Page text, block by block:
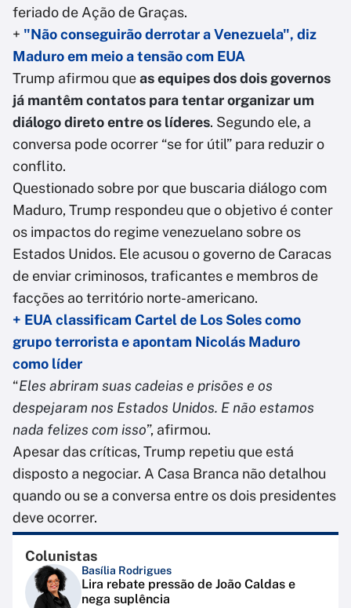
feriado de Ação de Graças.
+ "Não conseguirão derrotar a Venezuela", diz
Maduro em meio a tensão com EUA
Trump afirmou queas equipes dos dois governos
já mantêm contatos para tentar organizar um
diálogo direto entre os líderes. Segundo ele, a
conversa pode ocorrer “se for útil” para reduzir o
conflito.
Questionado sobre por que buscaria diálogo com
Maduro, Trump respondeu que o objetivo é conter
os impactos do regime venezuelano sobre os
Estados Unidos. Ele acusou o governo de Caracas
de enviar criminosos, traficantes e membros de
facções ao território norte-americano.
+ EUA classificam Cartel de Los Soles como
grupo terrorista e apontam Nicolás Maduro
como líder
“Eles abriram suas cadeias e prisões e os
despejaram nos Estados Unidos. E não estamos
nada felizes com isso”, afirmou.
Apesar das críticas, Trump repetiu que está
disposto a negociar. A Casa Branca não detalhou
quando ou se a conversa entre os dois presidentes
deve ocorrer.
Colunistas
Basília Rodrigues
Lira rebate pressão de João Caldas e
nega suplência